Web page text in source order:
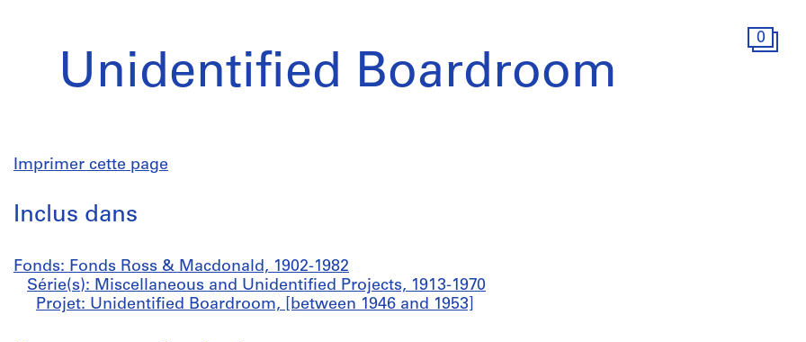
0
Unidentified Boardroom
Imprimer cette page
Inclus dans
Fonds: Fonds Ross & Macdonald, 1902-1982
Série(s): Miscellaneous and Unidentified Projects, 1913-1970
Projet: Unidentified Boardroom, [between 1946 and 1953]